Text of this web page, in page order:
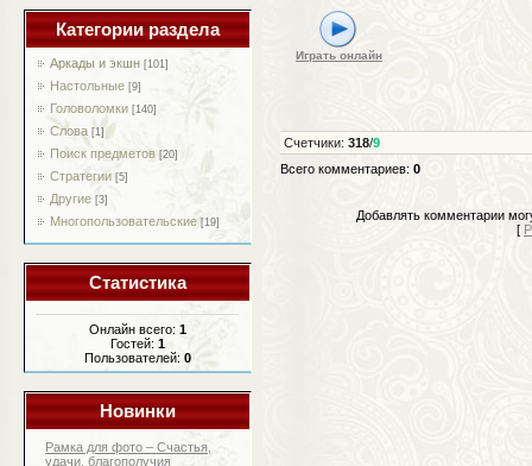
Категории раздела
Аркады и экшн [101]
Настольные [9]
Головоломки [140]
Слова [1]
Поиск предметов [20]
Стратегии [5]
Другие [3]
Многопользовательские [19]
Статистика
Онлайн всего: 1
Гостей: 1
Пользователей: 0
Новинки
Рамка для фото – Счастья,
удачи, благополучия
Играть онлайн
Счетчики: 318/9
Всего комментариев: 0
Добавлять комментарии
[